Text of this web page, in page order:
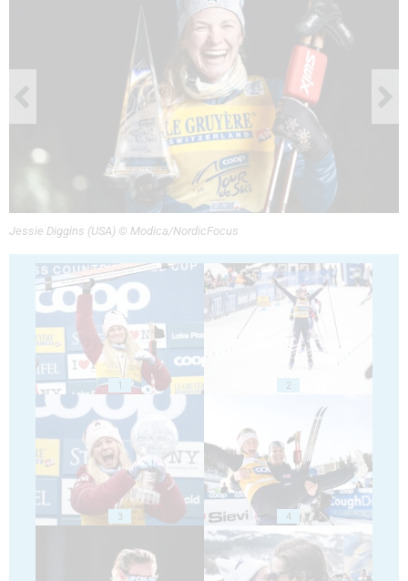
Jessie Diggins (USA) © Modica/NordicFocus
1 2
3 4